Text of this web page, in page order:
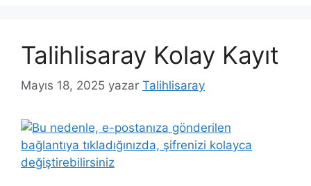
Talihlisaray Kolay Kayıt
Mayıs 18, 2025 yazar Talihlisaray